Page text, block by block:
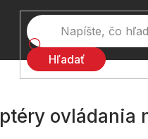
Hľadať
ovládania